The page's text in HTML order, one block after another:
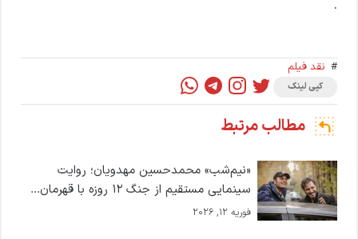
.
# نقد فیلم
کپی لینک
مطالب مرتبط
«نیم‌شب» محمدحسین مهدویان؛ روایت
سینمایی مستقیم از جنگ ۱۲ روزه با قهرمان...
فوریه 12, 2026